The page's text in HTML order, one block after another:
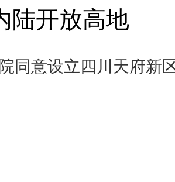
陆开放高地
同意设立四川天府新